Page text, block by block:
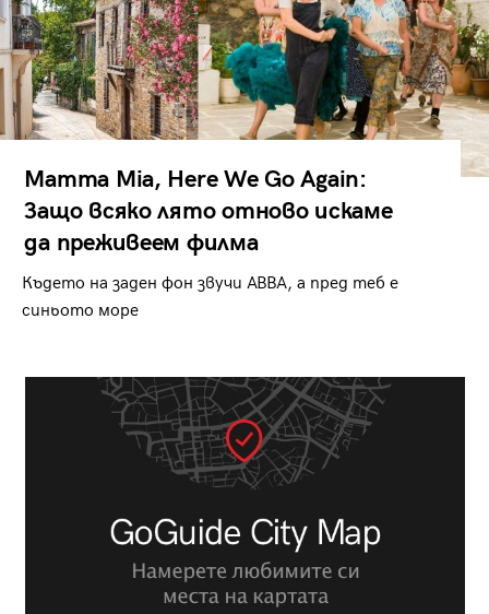
Mamma Mia, Here We Go Again:
Защо всяко лято отново искаме
да преживеем филма
Където на заден фон звучи ABBA, а пред теб е
синьото море